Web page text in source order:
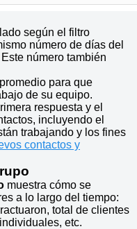
según el filtro
número de días del
número también
para que
de su equipo.
respuesta y el
incluyendo el
trabajando y los fines
contactos y
muestra cómo se
a lo largo del tiempo:
total de clientes
etc.